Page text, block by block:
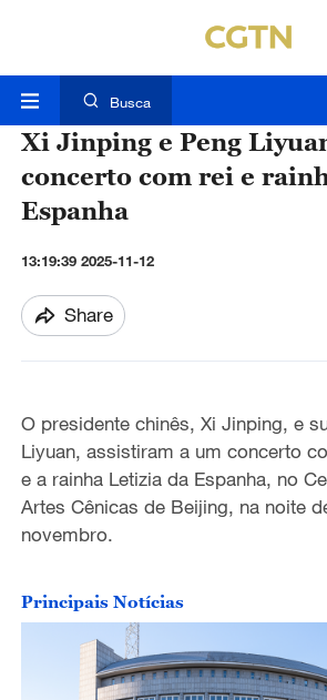
Busca
Xi Jinping e Peng
concerto com rei e
Espanha
13:19:39 2025-11-12
Share
O presidente chinês, Xi Jinping, e
Liyuan, assistiram a um concerto
e a rainha Letizia da Espanha, no
Artes Cênicas de Beijing, na noite
novembro.
Principais Notícias